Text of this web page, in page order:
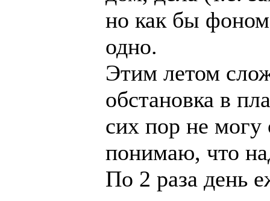
но как бы
одно.
Этим летом
обстановка в
сих пор не могу
понимаю, что
По 2 раза день